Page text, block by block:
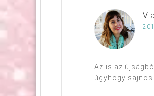
Az is az
úgyhogy